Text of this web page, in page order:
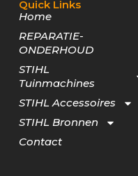
Quick Links
Home
REPARATIE-
ONDERHOUD
STIHL
Tuinmachines
STIHL Accessoires
STIHL Bronnen
Contact